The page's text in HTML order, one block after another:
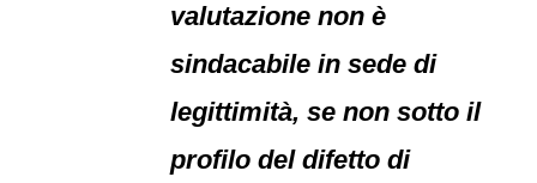
valutazione non è
sindacabile in sede di
legittimità, se non sotto il
profilo del difetto di